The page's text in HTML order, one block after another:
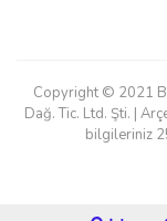
Copyright © 2021
Dağ. Tic. Ltd. Şti. |
bilgileriniz